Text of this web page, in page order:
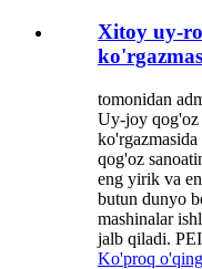
Xitoy uy-
tomonidan
Uy-joy
qog'oz
eng yirik va
butun dunyo
mashinalar
jalb qiladi.
Ko'proq o'qing